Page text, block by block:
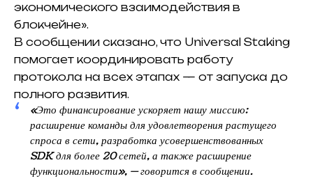
экономического взаимодействия в
блокчейне».
В сообщении сказано, что Universal Staking
помогает координировать работу
протокола на всех этапах — от запуска до
полного развития.
«Это финансирование ускоряет нашу миссию:
расширение команды для удовлетворения растущего
спроса в сети, разработка усовершенствованных
SDK для более 20 сетей, а также расширение
функциональности», — говорится в сообщении.